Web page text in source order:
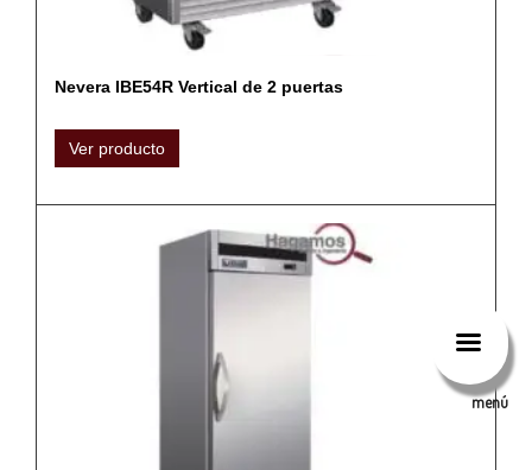
Nevera IBE54R Vertical de 2 puertas
Ver producto
menú